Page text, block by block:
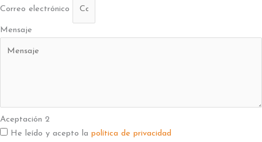
Correo electrónico
Mensaje
Aceptación 2
He leído y acepto la política de privacidad